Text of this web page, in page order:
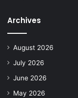
Archives
August 2026
July 2026
June 2026
May 2026